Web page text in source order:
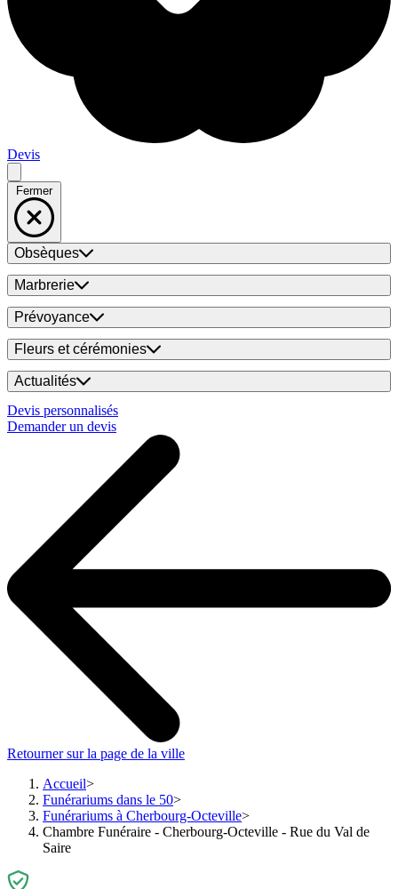
Devis
Fermer
Obsèques
Marbrerie
Prévoyance
Fleurs et cérémonies
Actualités
Devis personnalisés
Demander un devis
Retourner sur la page de la ville
Accueil
Funérariums dans le 50
Funérariums à Cherbourg-Octeville
Chambre Funéraire - Cherbourg-Octeville - Rue du Val de
Saire